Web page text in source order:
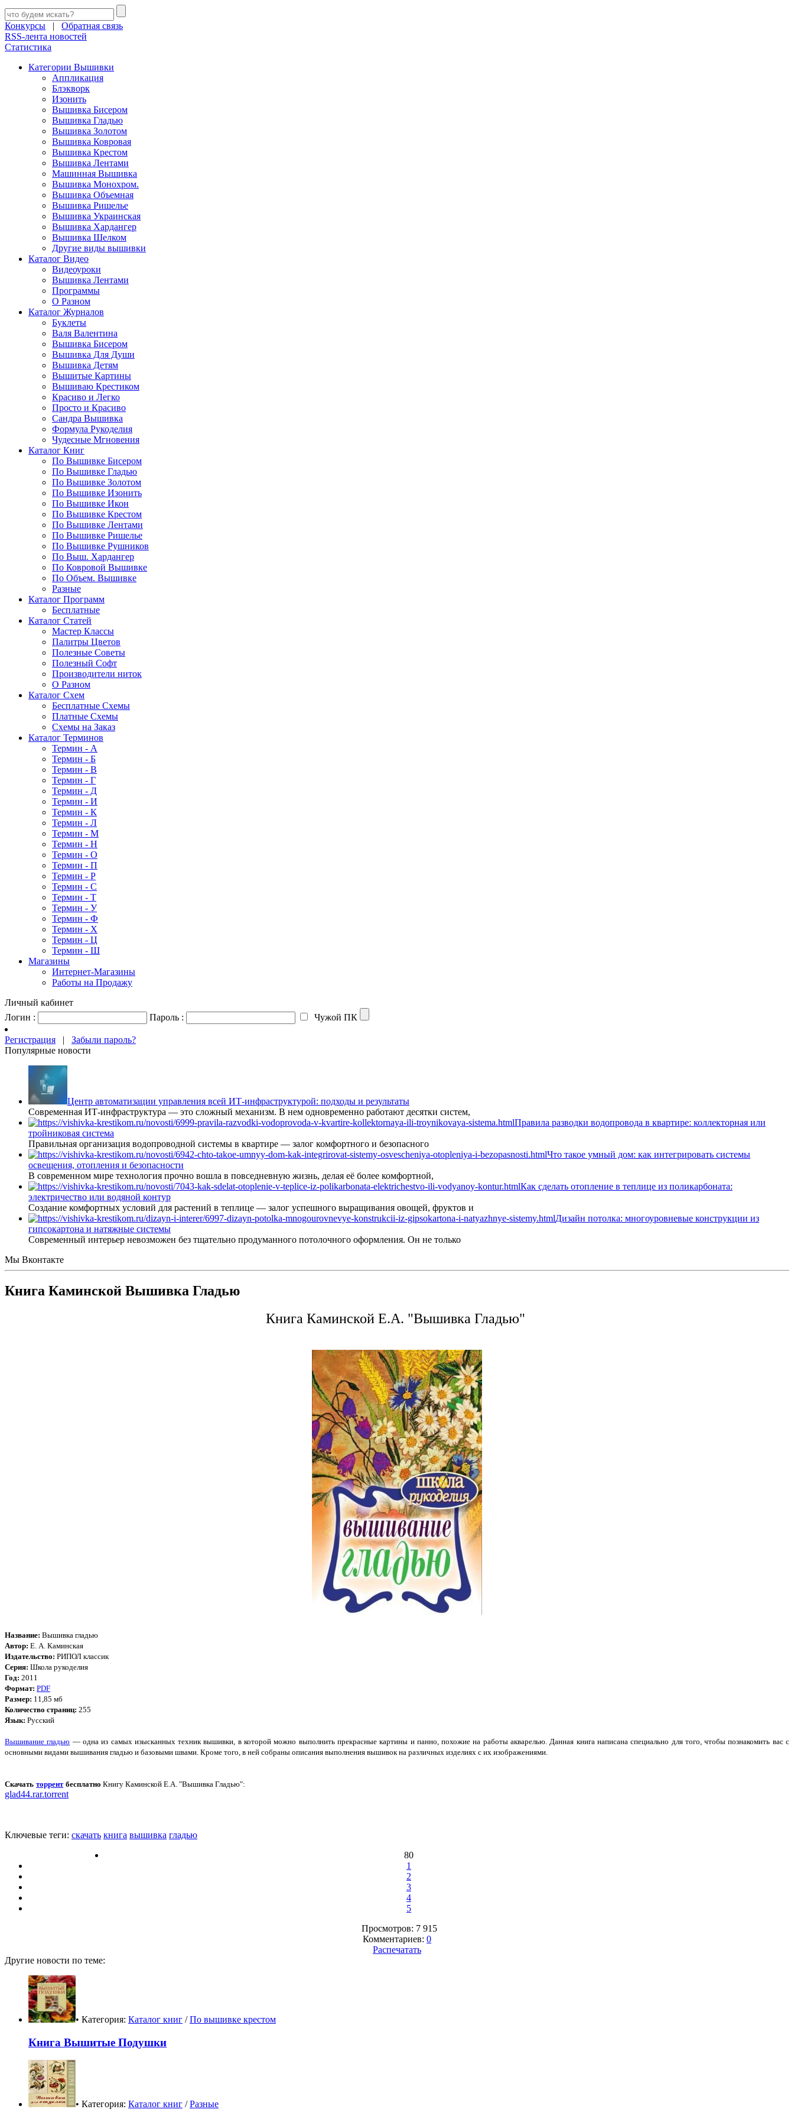
Конкурсы | Обратная связь
RSS-лента новостей
Статистика
Категории Вышивки
Аппликация
Блэкворк
Изонить
Вышивка Бисером
Вышивка Гладью
Вышивка Золотом
Вышивка Ковровая
Вышивка Крестом
Вышивка Лентами
Машинная Вышивка
Вышивка Монохром.
Вышивка Объемная
Вышивка Ришелье
Вышивка Украинская
Вышивка Хардангер
Вышивка Шелком
Другие виды вышивки
Каталог Видео
Видеоуроки
Вышивка Лентами
Программы
О Разном
Каталог Журналов
Буклеты
Валя Валентина
Вышивка Бисером
Вышивка Для Души
Вышивка Детям
Вышитые Картины
Вышиваю Крестиком
Красиво и Легко
Просто и Красиво
Сандра Вышивка
Формула Рукоделия
Чудесные Мгновения
Каталог Книг
По Вышивке Бисером
По Вышивке Гладью
По Вышивке Золотом
По Вышивке Изонить
По Вышивке Икон
По Вышивке Крестом
По Вышивке Лентами
По Вышивке Ришелье
По Вышивке Рушников
По Выш. Хардангер
По Ковровой Вышивке
По Объем. Вышивке
Разные
Каталог Программ
Бесплатные
Каталог Статей
Мастер Классы
Палитры Цветов
Полезные Советы
Полезный Софт
Производители ниток
О Разном
Каталог Схем
Бесплатные Схемы
Платные Схемы
Схемы на Заказ
Каталог Терминов
Термин - А
Термин - Б
Термин - В
Термин - Г
Термин - Д
Термин - И
Термин - К
Термин - Л
Термин - М
Термин - Н
Термин - О
Термин - П
Термин - Р
Термин - С
Термин - Т
Термин - У
Термин - Ф
Термин - Х
Термин - Ц
Термин - Ш
Магазины
Интернет-Магазины
Работы на Продажу
Личный кабинет
Логин :
Пароль : Чужой ПК
Регистрация | Забыли пароль?
Популярные новости
Центр автоматизации управления всей ИТ-инфраструктурой: подходы и результаты
Современная ИТ-инфраструктура — это сложный механизм. В нем одновременно работают десятки систем,
Правила разводки водопровода в квартире: коллекторная или
тройниковая система
Правильная организация водопроводной системы в квартире — залог комфортного и безопасного
Что такое умный дом: как интегрировать системы
освещения, отопления и безопасности
В современном мире технология прочно вошла в повседневную жизнь, делая её более комфортной,
Как сделать отопление в теплице из поликарбоната:
электричество или водяной контур
Создание комфортных условий для растений в теплице — залог успешного выращивания овощей, фруктов и
Дизайн потолка: многоуровневые конструкции из
гипсокартона и натяжные системы
Современный интерьер невозможен без тщательно продуманного потолочного оформления. Он не только
Мы Вконтакте
Книга Каминской Вышивка Гладью
Книга Каминской Е.А. "Вышивка Гладью"
Название: Вышивка гладью
Автор: Е. А. Каминская
Издательство: РИПОЛ классик
Серия: Школа рукоделия
Год: 2011
Формат: PDF
Размер: 11,85 мб
Количество страниц: 255
Язык: Русский
Вышивание гладью — одна из самых изысканных техник вышивки, в которой можно выполнить прекрасные картины и панно, похожие на работы акварелью. Данная книга написана специально для того, чтобы познакомить вас с
основными видами вышивания гладью и базовыми швами. Кроме того, в ней собраны описания выполнения вышивок на различных изделиях с их изображениями.
Скачатьторрентбесплатно Книгу Каминской Е.А. "Вышивка Гладью":
glad44.rar.torrent
Ключевые теги: скачать книга вышивка гладью
80
1
2
3
4
5
Просмотров: 7 915
Комментариев: 0
Распечатать
Другие новости по теме:
• Категория: Каталог книг /По вышивке крестом
Книга Вышитые Подушки
• Категория: Каталог книг /Разные